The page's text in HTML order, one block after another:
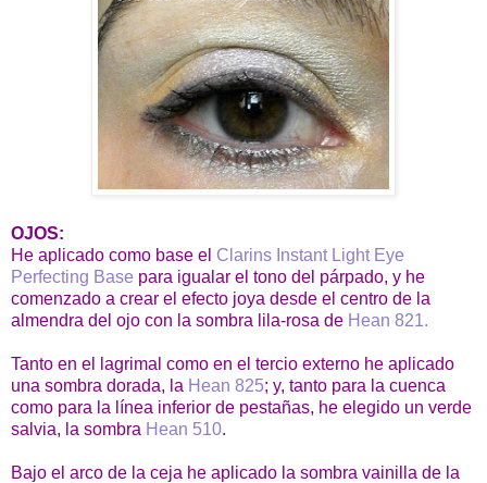
OJOS:
He aplicado como base el Clarins Instant Light Eye
Perfecting Base para igualar el tono del párpado, y he
comenzado a crear el efecto joya desde el centro de la
almendra del ojo con la sombra lila-rosa de Hean 821.
Tanto en el lagrimal como en el tercio externo he aplicado
una sombra dorada, la Hean 825; y, tanto para la cuenca
como para la línea inferior de pestañas, he elegido un verde
salvia, la sombra Hean 510.
Bajo el arco de la ceja he aplicado la sombra vainilla de la